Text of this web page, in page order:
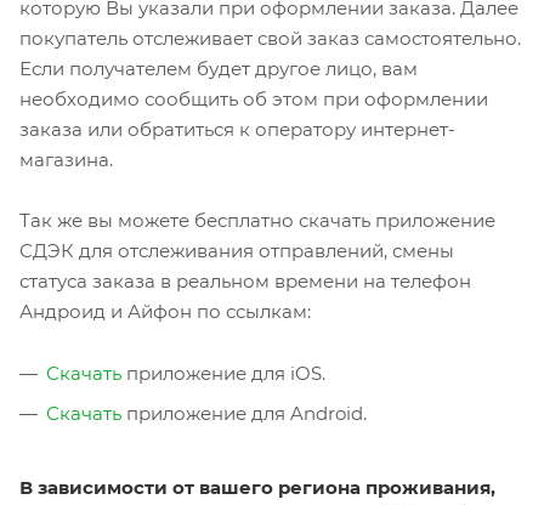
которую Вы указали при оформлении заказа. Далее
покупатель отслеживает свой заказ самостоятельно.
Если получателем будет другое лицо, вам
необходимо сообщить об этом при оформлении
заказа или обратиться к оператору интернет-
магазина.
Так же вы можете бесплатно скачать приложение
СДЭК для отслеживания отправлений, смены
статуса заказа в реальном времени на телефон
Андроид и Айфон по ссылкам:
Скачать приложение для iOS.
Скачать приложение для Android.
В зависимости от вашего региона проживания,